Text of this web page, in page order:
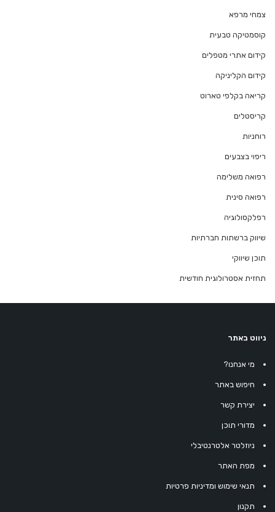
צמחי מרפא
קוסמטיקה טבעית
קידום אתרי מטפלים
קידום הקליניקה
קריאה בקלפי טארוט
קריסטלים
רוחניות
ריפוי בצבעים
רפואה משלימה
רפואה סינית
רפלקסולוגיה
שיווק ברשתות חברתיות
תוכן שיווקי
תחזית אסטרולוגית חודשית
ניווט באתר
מי אנחנו?
חיפוש באתר
יצירת קשר
מדורי תוכן
ניוזלטר אלטרנטיבלי
מפת האתר
תנאי שימוש ומדיניות פרטיות
תקנון